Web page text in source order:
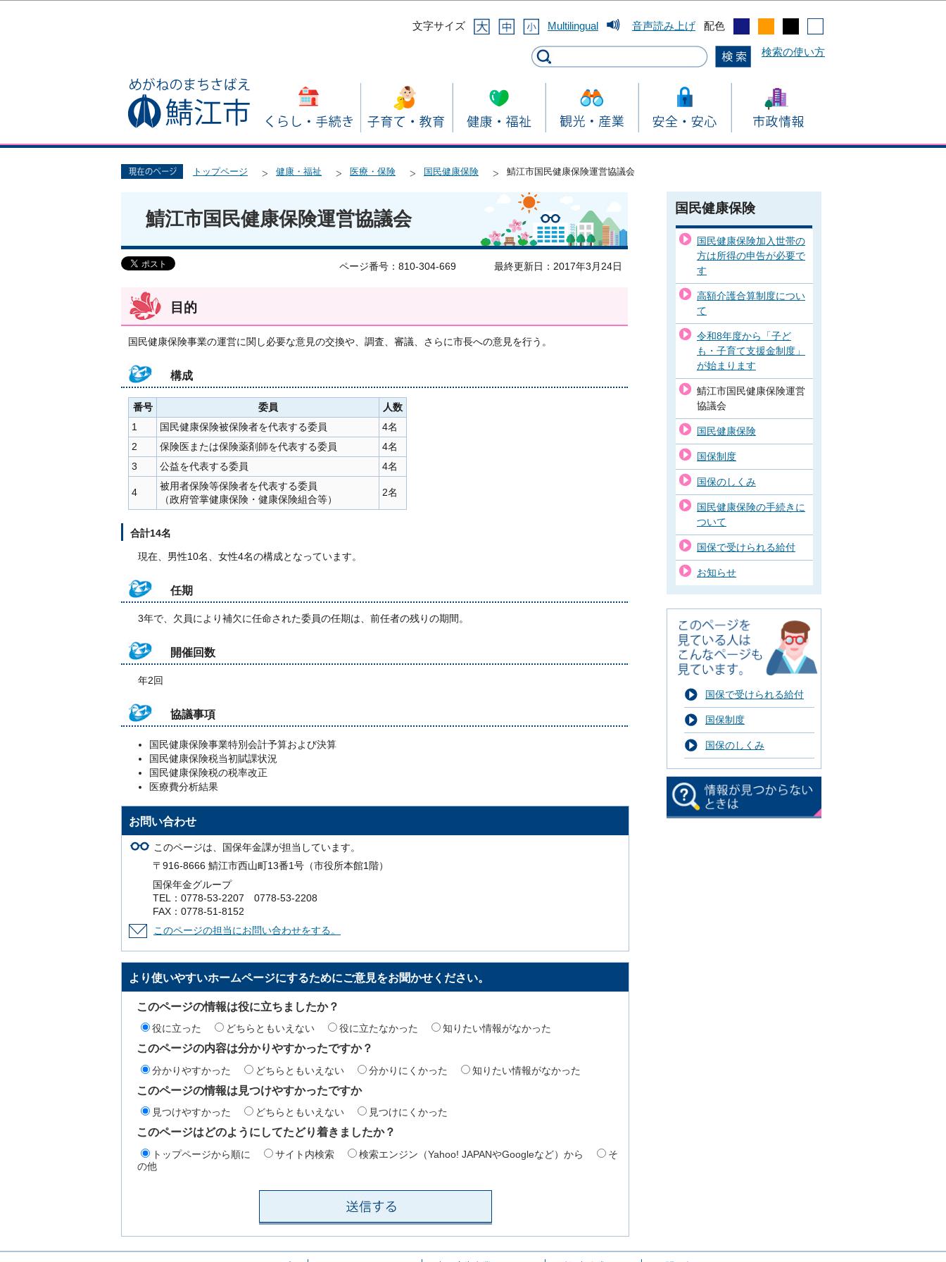
文字サイズ
Multilingual 音声読み上げ 配色
検索の使い方
トップページ 健康・福祉 医療・保険 国民健康保険 鯖江市国民健康保険運営協議会
鯖江市国民健康保険運営協議会
ページ番号：810-304-669 最終更新日：2017年3月24日
目的
国民健康保険事業の運営に関し必要な意見の交換や、調査、審議、さらに市長への意見を行う。
構成
番号 委員
人数
1
国民健康保険被保険者を代表する委員
4名
2
保険医または保険薬剤師を代表する委員
4名
3
公益を代表する委員 4名
4
被用者保険等保険者を代表する委員
（政府管掌健康保険・健康保険組合等）
2名
合計14名
現在、男性10名、女性4名の構成となっています。
任期
3年で、欠員により補欠に任命された委員の任期は、前任者の残りの期間。
開催回数
年2回
協議事項
国民健康保険事業特別会計予算および決算
国民健康保険税当初賦課状況
国民健康保険税の税率改正
医療費分析結果
お問い合わせ
このページは、国保年金課が担当しています。
〒916-8666 鯖江市西山町13番1号（市役所本館1階）
国保年金グループ
TEL：0778-53-2207 0778-53-2208
FAX：0778-51-8152
このページの担当にお問い合わせをする。
より使いやすいホームページにするためにご意見をお聞かせください。
このページの情報は役に立ちましたか？
役に立った どちらともいえない 役に立たなかった 知りたい情報がなかった
このページの内容は分かりやすかったですか？
分かりやすかった どちらともいえない 分かりにくかった 知りたい情報がなかった
このページの情報は見つけやすかったですか
見つけやすかった どちらともいえない 見つけにくかった
このページはどのようにしてたどり着きましたか？
トップページから順に サイト内検索 検索エンジン（Yahoo! JAPANやGoogleなど）から
そ
の他
国民健康保険
国民健康保険加入世帯の
方は所得の申告が必要で
す
高額介護合算制度につい
て
令和8年度から「子ど
も・子育て支援金制度」
が始まります
鯖江市国民健康保険運営
協議会
国民健康保険
国保制度
国保のしくみ
国民健康保険の手続きに
ついて
国保で受けられる給付
お知らせ
国保で受けられる給付
国保制度
国保のしくみ